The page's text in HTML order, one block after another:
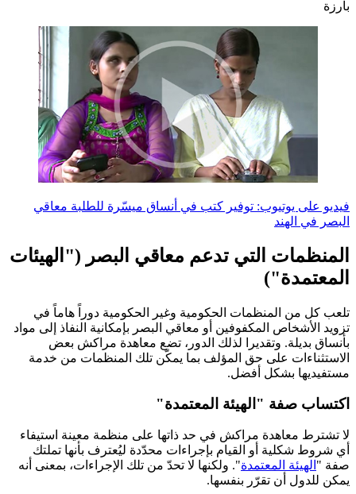
بارزة
فيديو على يوتيوب: توفير كتب في أنساق ميسّرة للطلبة معاقي
البصر في الهند
المنظمات التي تدعم معاقي البصر ("الهيئات
المعتمدة")
تلعب كل من المنظمات الحكومية وغير الحكومية دوراً هاماً في
تزويد الأشخاص المكفوفين أو معاقي البصر بإمكانية النفاذ إلى مواد
بأنساق بديلة. وتقديرا لذلك الدور، تضع معاهدة مراكش بعض
الاستثناءات على حق المؤلف بما يمكّن تلك المنظمات من خدمة
مستفيديها بشكل أفضل.
اكتساب صفة "الهيئة المعتمدة"
لا تشترط معاهدة مراكش في حد ذاتها على منظمة معينة استيفاء
أي شروط شكلية أو القيام بإجراءات محدّدة ليُعترف بأنها تملتك
صفة " الهيئة المعتمدة". ولكنها لا تحدّ من تلك الإجراءات، بمعنى أنه
يمكن للدول أن تقرّر بنفسها.